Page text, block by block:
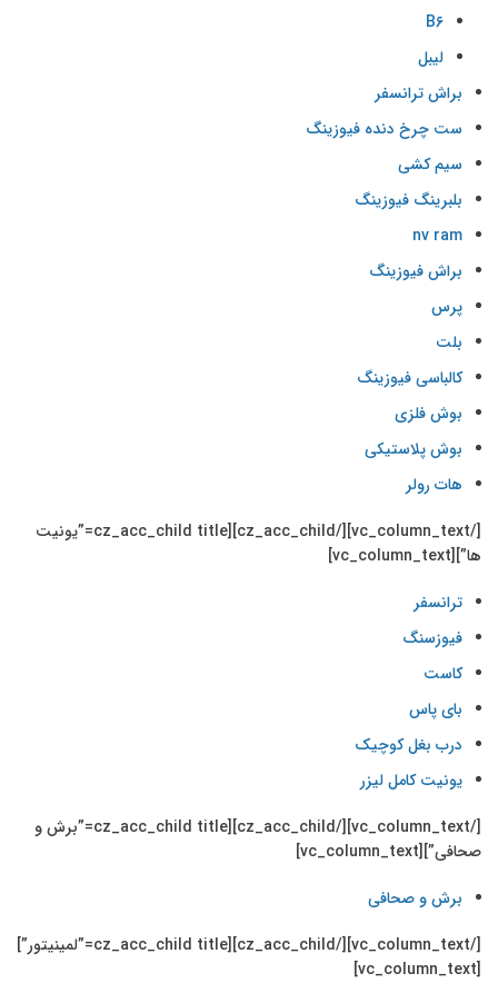
B6
لیبل
براش ترانسفر
ست چرخ دنده فیوزینگ
سیم کشی
بلبرینگ فیوزینگ
nv ram
براش فیوزینگ
پرس
بلت
کالباسی فیوزینگ
بوش فلزی
بوش پلاستیکی
هات رولر
[/vc_column_text][/cz_acc_child][cz_acc_child title=”یونیت
ها”][vc_column_text]
ترانسفر
فیوزسنگ
کاست
بای پاس
درب بغل کوچیک
یونیت کامل لیزر
[/vc_column_text][/cz_acc_child][cz_acc_child title=”برش و
صحافی”][vc_column_text]
برش و صحافی
[/vc_column_text][/cz_acc_child][cz_acc_child title=”لمینیتور”]
[vc_column_text]